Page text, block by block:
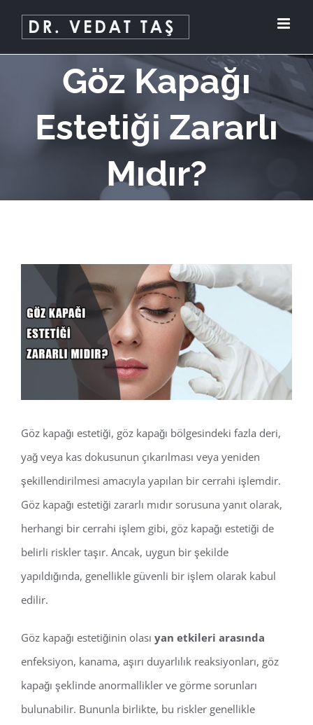
content
Göz Kapağı
Estetiği Zararlı
Mıdır?
View
Image
Göz kapağı estetiği, göz kapağı bölgesindeki fazla deri,
yağ veya kas dokusunun çıkarılması veya yeniden
şekillendirilmesi amacıyla yapılan bir cerrahi işlemdir.
Göz kapağı estetiği zararlı mıdır sorusuna yanıt olarak,
herhangi bir cerrahi işlem gibi, göz kapağı estetiği de
belirli riskler taşır. Ancak, uygun bir şekilde
yapıldığında, genellikle güvenli bir işlem olarak kabul
edilir.
Göz kapağı estetiğinin olası yan etkileri arasında
enfeksiyon, kanama, aşırı duyarlılık reaksiyonları, göz
kapağı şeklinde anormallikler ve görme sorunları
bulunabilir. Bununla birlikte, bu riskler genellikle